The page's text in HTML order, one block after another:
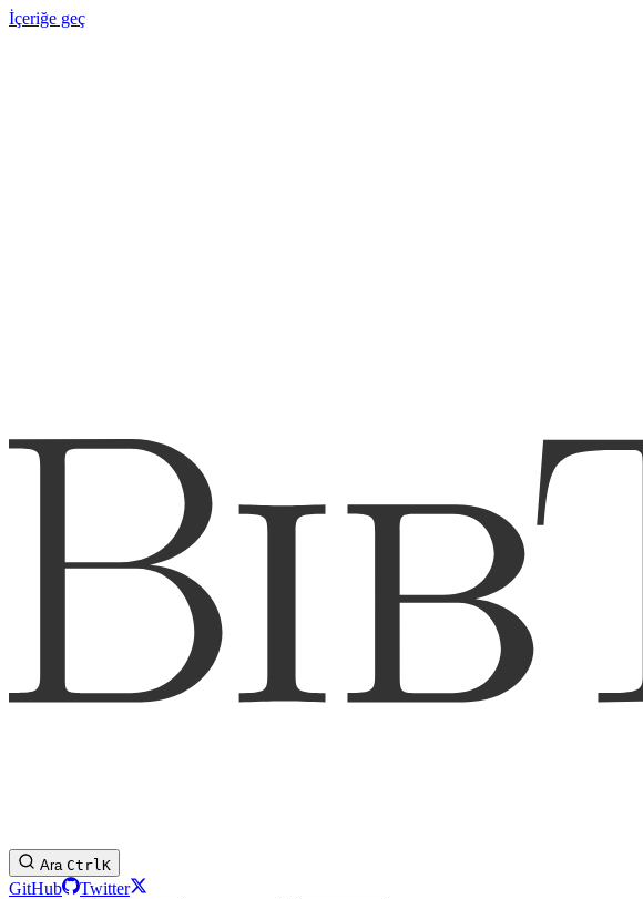
İçeriğe geç
Ara CtrlK
GitHub
Twitter